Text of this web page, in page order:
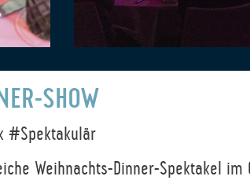
SHOW
#Spektakulär
Weihnachts-Dinner-Spektakel